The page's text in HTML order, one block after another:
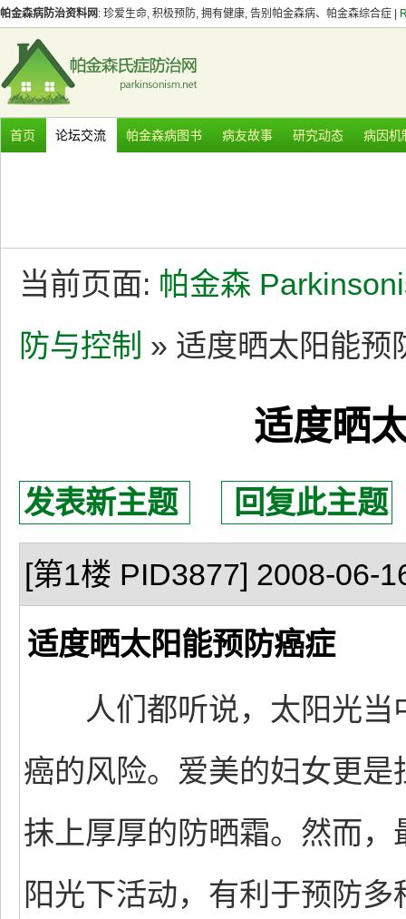
帕金森病防治资料网 : 珍爱生命, 积极预防, 拥有健康, 告别帕金森病、帕金森综合症 |
首页 论坛交流 帕金森病图书 病友故事 研究动态 病因机
当前页面: 帕金森
防与控制 » 适度晒太阳能预
适度晒
发表新主题 回复此主题
[第1楼 PID3877] 2008-06-
适度晒太阳能预防癌症
人们都听说，太阳光当
癌的风险。爱美的妇女更
抹上厚厚的防晒霜。然而
阳光下活动，有利于预防